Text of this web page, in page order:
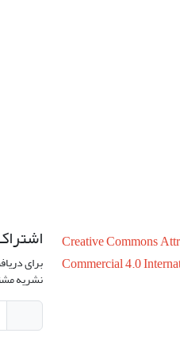
Creative Commons
Commercial 4.0
برای
نشریه